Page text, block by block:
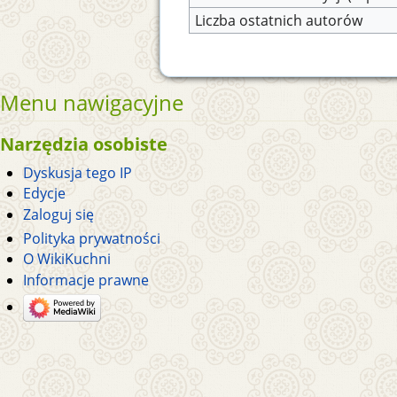
Liczba ostatnich autorów
Menu nawigacyjne
Narzędzia osobiste
Dyskusja tego IP
Edycje
Zaloguj się
Polityka prywatności
O WikiKuchni
Informacje prawne